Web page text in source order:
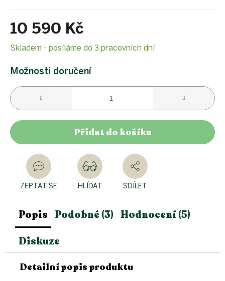
10 590 Kč
cena:
Skladem - posíláme do 3 pracovních dní
Možnosti doručení
Přidat do košíku
ZEPTAT SE HLÍDAT SDÍLET
Popis Podobné (3) Hodnocení (5)
Diskuze
Detailní popis produktu